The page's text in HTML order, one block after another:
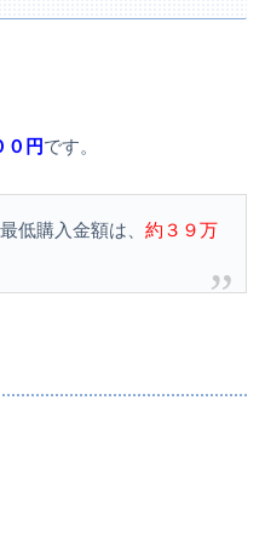
０円です。
低購入金額は、 約３９万